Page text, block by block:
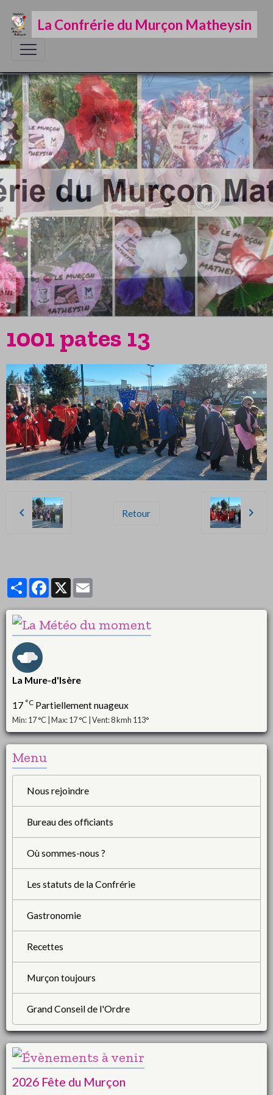
La Confrérie du Murçon Matheysin
1001 pates 13
Retour
PartagerFacebook
X
La Mure-d'Isère
17 °C Partiellement nuageux
Min: 17 °C | Max: 17 °C | Vent: 8 kmh 113°
Menu
Nous rejoindre
Bureau des officiants
Où sommes-nous ?
Les statuts de la Confrérie
Gastronomie
Recettes
Murçon toujours
Grand Conseil de l'Ordre
2026 Fête du Murçon